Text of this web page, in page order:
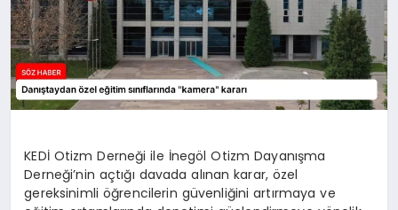
KEDİ Otizm Derneği ile İnegöl Otizm Dayanışma
Derneği’nin açtığı davada alınan karar, özel
gereksinimli öğrencilerin güvenliğini artırmaya ve